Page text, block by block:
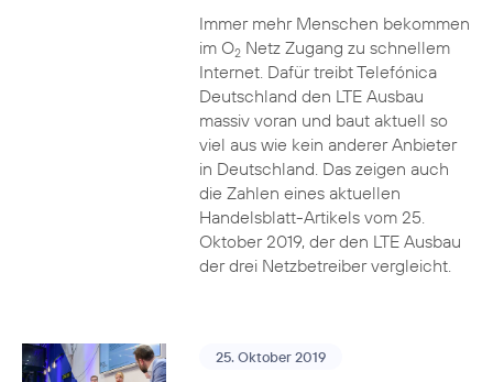
Immer mehr Menschen bekommen
im O2Netz Zugang zu schnellem
Internet. Dafür treibt Telefónica
Deutschland den LTE Ausbau
massiv voran und baut aktuell so
viel aus wie kein anderer Anbieter
in Deutschland. Das zeigen auch
die Zahlen eines aktuellen
Handelsblatt-Artikels vom 25.
Oktober 2019, der den LTE Ausbau
der drei Netzbetreiber vergleicht.
25. Oktober 2019